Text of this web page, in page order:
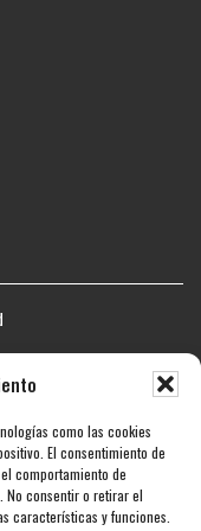
como las cookies
El consentimiento de
comportamiento de
No consentir o retirar el
características y funciones.